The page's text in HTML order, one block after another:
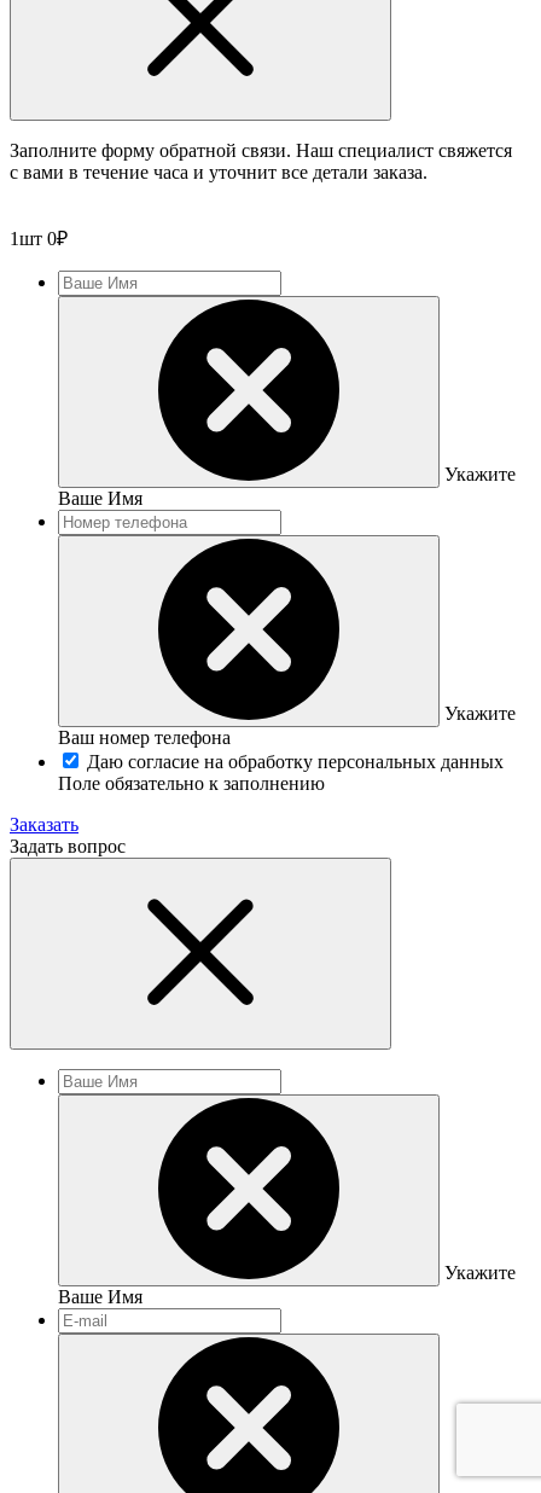
Заполните форму обратной связи. Наш специалист свяжется
с вами в течение часа и уточнит все детали заказа.
1шт 0₽
Укажите
Ваше Имя
Укажите
Ваш номер телефона
Даю согласие на обработку персональных данных
Поле обязательно к заполнению
Заказать
Задать вопрос
Укажите
Ваше Имя